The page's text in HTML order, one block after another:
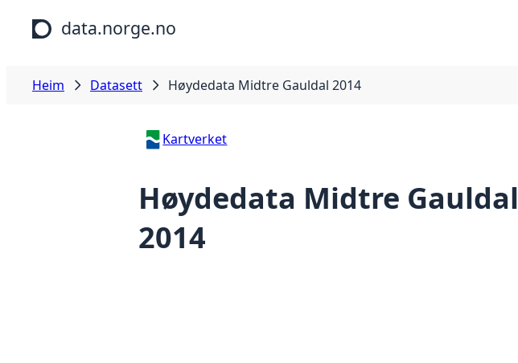
Hopp til hovudinnhald
data.norge.no
Heim Datasett Høydedata Midtre Gauldal 2014
Kartverket
Høydedata Midtre Gauldal
2014